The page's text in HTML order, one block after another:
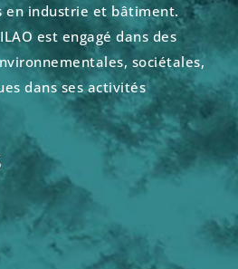
en industrie et bâtiment.
est engagé dans des
sociétales,
dans ses activités